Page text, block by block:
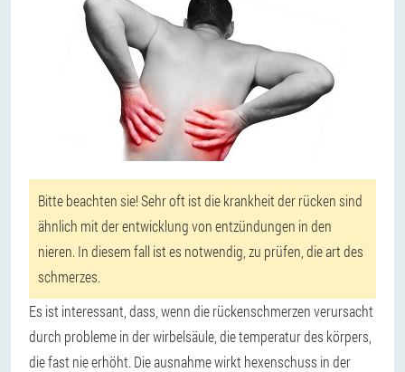
Bitte beachten sie! Sehr oft ist die krankheit der rücken sind
ähnlich mit der entwicklung von entzündungen in den
nieren. In diesem fall ist es notwendig, zu prüfen, die art des
schmerzes.
Es ist interessant, dass, wenn die rückenschmerzen verursacht
durch probleme in der wirbelsäule, die temperatur des körpers,
die fast nie erhöht. Die ausnahme wirkt hexenschuss in der